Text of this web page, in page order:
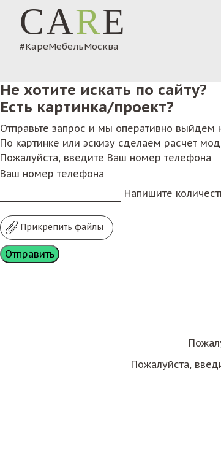
CARE
#КареМебельМосква
Не хотите искать по сайту?
Есть картинка/проект?
Отправьте запрос и мы оперативно выйдем
По картинке или эскизу сделаем расчет
Пожалуйста, введите Ваш номер телефона
Ваш номер телефона
Напишите
Прикрепить файлы
Пожалуйста,